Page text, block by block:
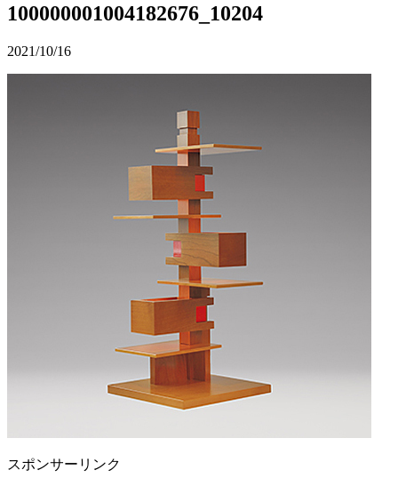
100000001004182676_10204
2021/10/16
スポンサーリンク